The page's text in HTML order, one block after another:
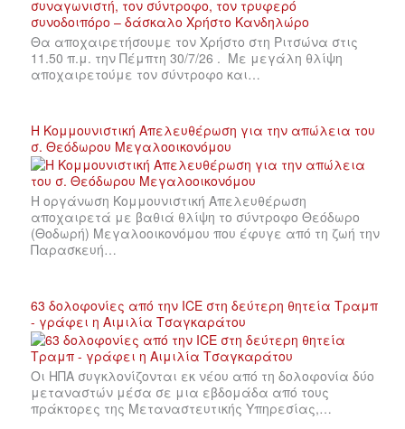
Θα αποχαιρετήσουμε τον Χρήστο στη Ριτσώνα στις
11.50 π.μ. την Πέμπτη 30/7/26 . Με μεγάλη θλίψη
αποχαιρετούμε τον σύντροφο και…
Η Κομμουνιστική Απελευθέρωση για την απώλεια του
σ. Θεόδωρου Μεγαλοοικονόμου
Η οργάνωση Κομμουνιστική Απελευθέρωση
αποχαιρετά με βαθιά θλίψη το σύντροφο Θεόδωρο
(Θοδωρή) Μεγαλοοικονόμου που έφυγε από τη ζωή την
Παρασκευή…
63 δολοφονίες από την ICE στη δεύτερη θητεία Τραμπ
- γράφει η Αιμιλία Τσαγκαράτου
Οι ΗΠΑ συγκλονίζονται εκ νέου από τη δολοφονία δύο
μεταναστών μέσα σε μια εβδομάδα από τους
πράκτορες της Μεταναστευτικής Υπηρεσίας,…